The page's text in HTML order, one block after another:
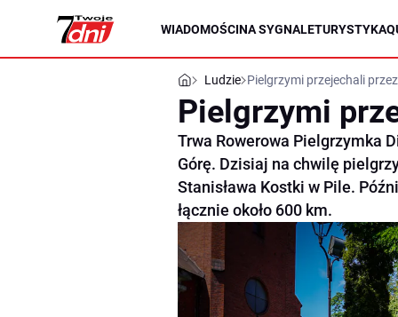
WIADOMOŚCINA SYGNALETURYSTYKA
Ludzie Pielgrzymi przejechali przez
Pielgrzymi
Trwa Rowerowa Pielgrzymka
Górę. Dzisiaj na chwilę
Stanisława Kostki w Pile.
łącznie około 600 km.